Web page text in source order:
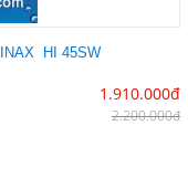
HI 45SW
1.910.000đ
2.200.000đ